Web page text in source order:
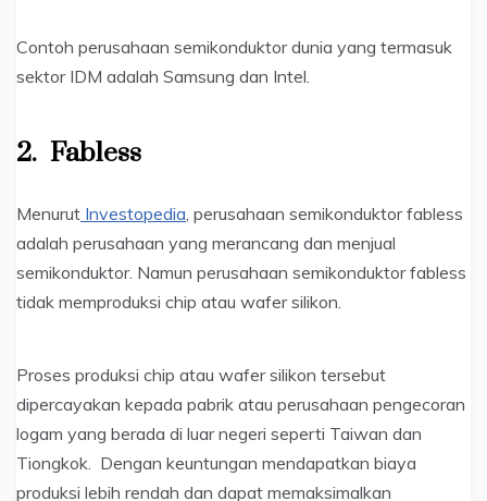
Contoh perusahaan semikonduktor dunia yang termasuk
sektor IDM adalah Samsung dan Intel.
2. Fabless
Menurut Investopedia, perusahaan semikonduktor fabless
adalah perusahaan yang merancang dan menjual
semikonduktor. Namun perusahaan semikonduktor fabless
tidak memproduksi chip atau wafer silikon.
Proses produksi chip atau wafer silikon tersebut
dipercayakan kepada pabrik atau perusahaan pengecoran
logam yang berada di luar negeri seperti Taiwan dan
Tiongkok. Dengan keuntungan mendapatkan biaya
produksi lebih rendah dan dapat memaksimalkan